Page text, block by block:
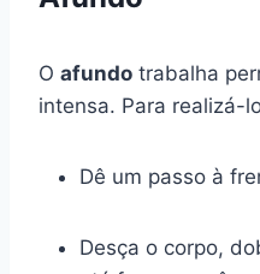
O afundo trabalha
intensa. Para realizá-
Dê um passo à
Desça o corpo,